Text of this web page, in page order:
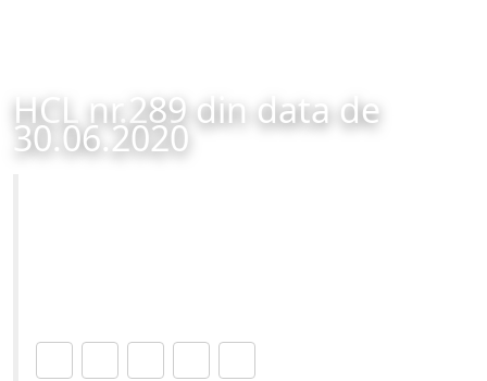
HCL nr.289 din data de
30.06.2020